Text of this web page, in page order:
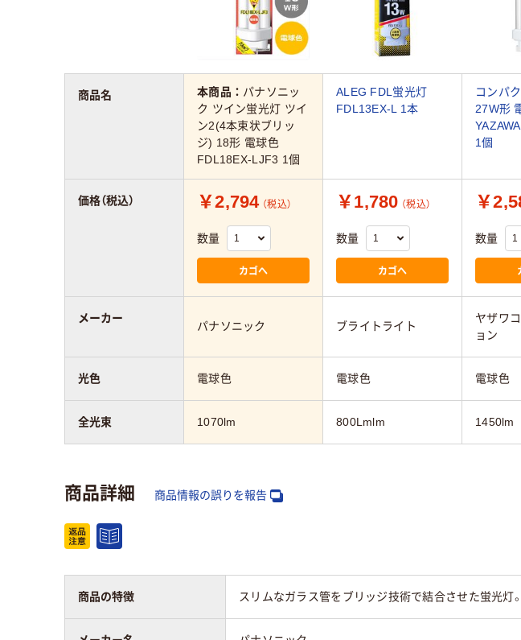
本商品： パナソニッ
ク ツイン蛍光灯 ツイ
ン2(4本束状ブリッ
ジ) 18形 電球色
FDL18EX-LJF3 1個
ALEG FDL蛍光灯
FDL13EX-L 1本
コンパ
27W形
1個
￥2,794 （税込）
数量
カゴへ
￥1,780 （税込）
数量
カゴへ
￥
数量
パナソニック ブライトライト
ヤザワ
ョン
電球色 電球色 電球色
1070lm 800Lmlm 1450lm
商品名
価格（税込）
メーカー
光色
全光束
商品詳細 商品情報の誤りを報告
商品の特徴 スリムなガラス管をブリッジ技術で結合させた蛍光灯。